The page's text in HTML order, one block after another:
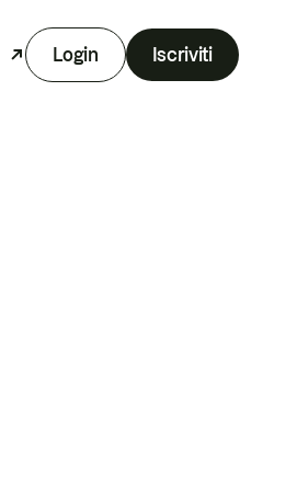
Login Iscriviti